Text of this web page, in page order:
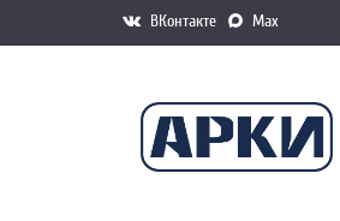
ВКонтакте Max